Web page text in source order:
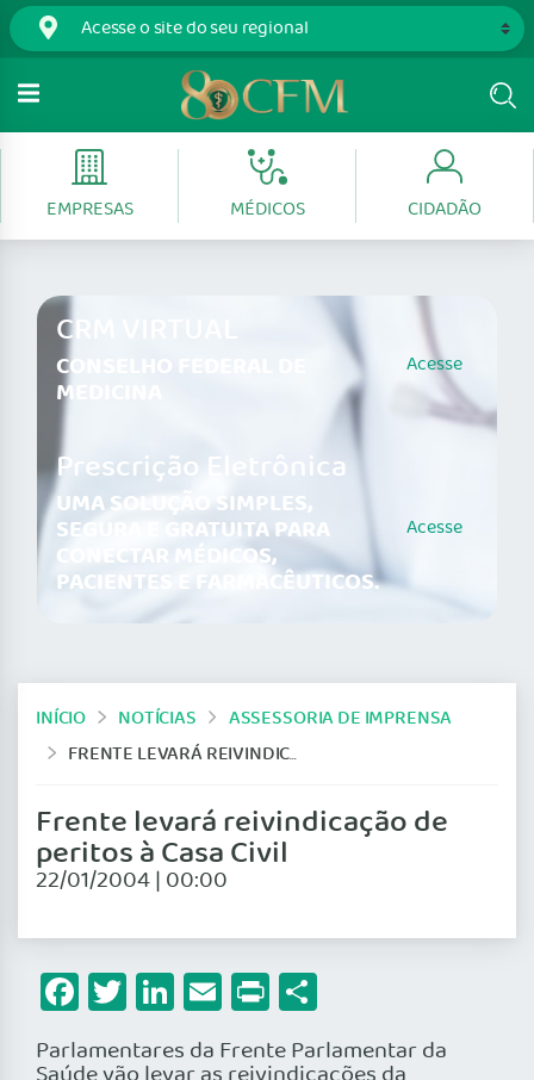
EMPRESAS MÉDICOS CIDADÃO
CRM VIRTUAL
CONSELHO FEDERAL DE
MEDICINA
Acesse
Prescrição Eletrônica
UMA SOLUÇÃO SIMPLES,
SEGURA E GRATUITA PARA
CONECTAR MÉDICOS,
PACIENTES E FARMACÊUTICOS.
Acesse
INÍCIO NOTÍCIAS
ASSESSORIA DE IMPRENSA
FRENTE LEVARÁ REIVINDICAÇÃO DE PERITOS À CASA CIVIL
Frente levará reivindicação de
peritos à Casa Civil
22/01/2004 | 00:00
Facebook
Twitter
LinkedIn
Email
Print
Parlamentares da Frente Parlamentar da